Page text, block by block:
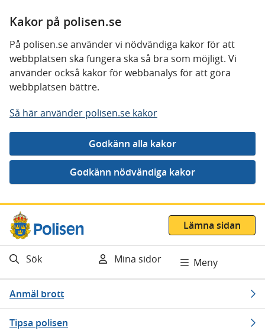
Kakor på polisen.se
På polisen.se använder vi nödvändiga kakor för att
webbplatsen ska fungera ska så bra som möjligt. Vi
använder också kakor för webbanalys för att göra
webbplatsen bättre.
Så här använder polisen.se kakor
Gå direkt till innehåll
Lämna sidan
Sök Mina sidor Meny
Anmäl brott
Tipsa polisen